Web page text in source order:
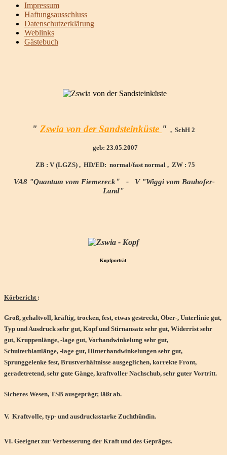
Impressum
Haftungsausschluss
Datenschutzerklärung
Weblinks
Gästebuch
" Zswia von der Sandsteinküste " , SchH 2
geb: 23.05.2007
ZB : V (LGZS) , HD/ED: normal/fast normal , ZW : 75
VA8 "Quantum vom Fiemereck" - V "Wiggi vom Bauhofer-
Land"
Kopfporträt
Körbericht :
Groß, gehaltvoll, kräftig, trocken, fest, etwas gestreckt, Ober-, Unterlinie gut,
Typ und Ausdruck sehr gut, Kopf und Stirnansatz sehr gut, Widerrist sehr
gut, Kruppenlänge, -lage gut, Vorhandwinkelung sehr gut,
Schulterblattlänge, -lage gut, Hinterhandwinkelungen sehr gut,
Sprunggelenke fest, Brustverhältnisse ausgeglichen, korrekte Front,
geradetretend, sehr gute Gänge, kraftvoller Nachschub, sehr guter Vortritt.
Sicheres Wesen, TSB ausgeprägt; läßt ab.
V. Kraftvolle, typ- und ausdrucksstarke Zuchthündin.
VI. Geeignet zur Verbesserung der Kraft und des Gepräges.